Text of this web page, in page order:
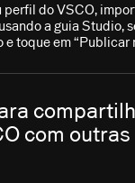
perfil do VSCO,
usando a guia Studio,
toque em “Publicar
com outras